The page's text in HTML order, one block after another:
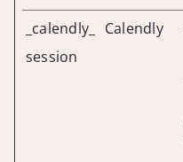
_calendly_
session
Calendly